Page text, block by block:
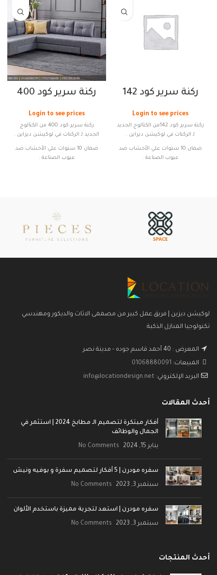
ركنة سرير كود 142
Login to see prices
ركنة سرير كود 142من الكتالوج الجديد
لـ الركنات في لوكيشن ديزاين .
ضمان 10 سنوات علي الأخشاب ضد
عيوب الصناعة .
طبيعي في المسطحات – زان احمر
في القوائم “
ركنة سرير كود 400
Login to see prices
ركنة سرير كود 400 من الكتالوج
الجديد لـ الركنات في لوكيشن ديزاين .
ضمان 10 سنوات علي الأخشاب ضد
عيوب الصناعة .
طبيعي في المسطحات - زان احمر
في القوائم "
عنوان المعرض : 51 احمد قاسم
لوكيشن ديزين | فريق عمل كبير من مصممى الاثاث والديكور ومهندسي
تكنولوجيا المنازل الذكية
المعرض : 40 أحمد قاسم جوده - مدينة نصر
المبيعات: 01068880091
البريد الإلكتروني: info@locationdesign.net
أحدث المقالات
أفكار مبتكرة لتصميم الـ مطابخ 2024 | استثمر في
الجمال والوظائف
يناير 15, 2024 No Comments
سفره مودرن | 5 أفكار لتصميم سفرة و بوفيه ونيش
سبتمبر 3, 2023 No Comments
سفره مودرن | استعد لتجربة مميزة باستخدم الألوان
سبتمبر 3, 2023 No Comments
أحدث المنتجات